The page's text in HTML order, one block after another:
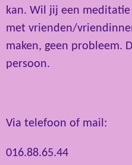
kan. Wil jij een
met vrienden/
maken, geen probleem.
persoon.
Via telefoon of mail:
016.88.65.44